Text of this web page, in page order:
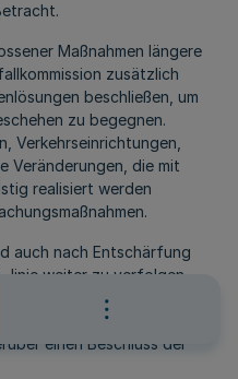
Maßnahmen längere
zusätzlich
beschließen, um
zu begegnen.
Verkehrseinrichtungen,
Veränderungen, die mit
realisiert werden
auch nach Entschärfung
linie weiter zu verfolgen,
stellt gemeinsam fest,
bereits
einen Beschluss der